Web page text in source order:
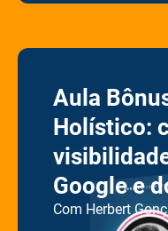
Aula
Holístico:
Google e
Com Herbert